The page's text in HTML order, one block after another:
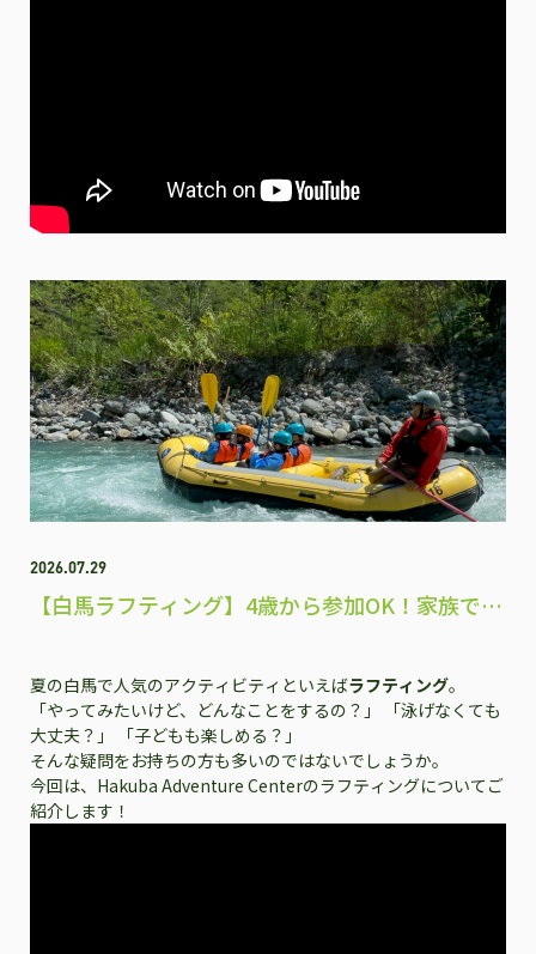
2026.07.29
【白馬ラフティング】4歳から参加OK！家族で楽
夏の白馬で人気のアクティビティといえばラフティング。
「やってみたいけど、どんなことをするの？」 「泳げなくても
大丈夫？」 「子どもも楽しめる？」
そんな疑問をお持ちの方も多いのではないでしょうか。
今回は、Hakuba Adventure Centerのラフティングについてご
紹介します！